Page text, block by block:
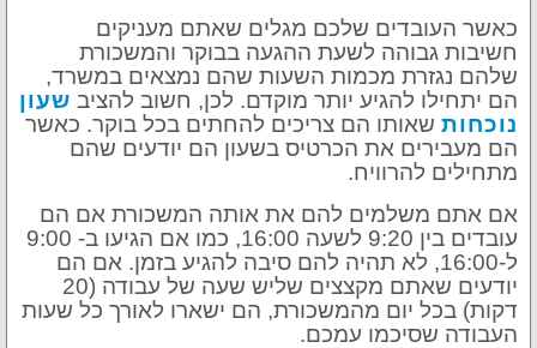
כאשר העובדים שלכם מגלים שאתם מעניקים
חשיבות גבוהה לשעת ההגעה בבוקר והמשכורת
שלהם נגזרת מכמות השעות שהם נמצאים במשרד,
הם יתחילו להגיע יותר מוקדם. לכן, חשוב להציב שעון
נוכחות שאותו הם צריכים להחתים בכל בוקר. כאשר
הם מעבירים את הכרטיס בשעון הם יודעים שהם
מתחילים להרוויח.
אם אתם משלמים להם את אותה המשכורת אם הם
עובדים בין 9:20 לשעה 16:00, כמו אם הגיעו ב- 9:00
ל-16:00, לא תהיה להם סיבה להגיע בזמן. אם הם
יודעים שאתם מקצצים שליש שעה של עבודה (20
דקות) בכל יום מהמשכורת, הם ישארו לאורך כל שעות
העבודה שסיכמו עמכם.